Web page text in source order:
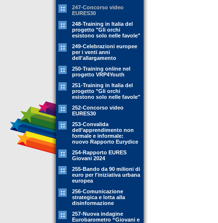
247-Concorso video
EURES30
248-Training in Italia del
progetto "Gli orchi
esistono solo nelle favole"
249-Celebrazioni europee
per i venti anni
dell'allargamento
250-Training online nel
progetto VRP4Youth
251-Training in Italia del
progetto "Gli orchi
esistono solo nelle favole"
252-Concorso video
EURES30
253-Convalida
dell’apprendimento non
formale e informale:
nuovo Rapporto Eurydice
254-Rapporto EURES
Giovani 2024
255-Bando da 90 milioni di
euro per l'iniziativa urbana
europea
256-Comunicazione
strategica e lotta alla
disinformazione
257-Nuova indagine
Eurobarometro “Giovani e